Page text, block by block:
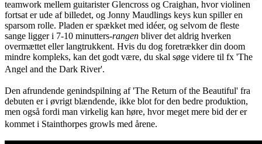
teamwork mellem guitarister Glencross og Craighan, hvor violinen
fortsat er ude af billedet, og Jonny Maudlings keys kun spiller en
sparsom rolle. Pladen er spækket med idéer, og selvom de fleste
sange ligger i 7-10 minutters-rangen bliver det aldrig hverken
overmættet eller langtrukkent. Hvis du dog foretrækker din doom
mindre kompleks, kan det godt være, du skal søge videre til fx 'The
Angel and the Dark River'.
Den afrundende genindspilning af 'The Return of the Beautiful' fra
debuten er i øvrigt blændende, ikke blot for den bedre produktion,
men også fordi man virkelig kan høre, hvor meget mere bid der er
kommet i Stainthorpes growls med årene.